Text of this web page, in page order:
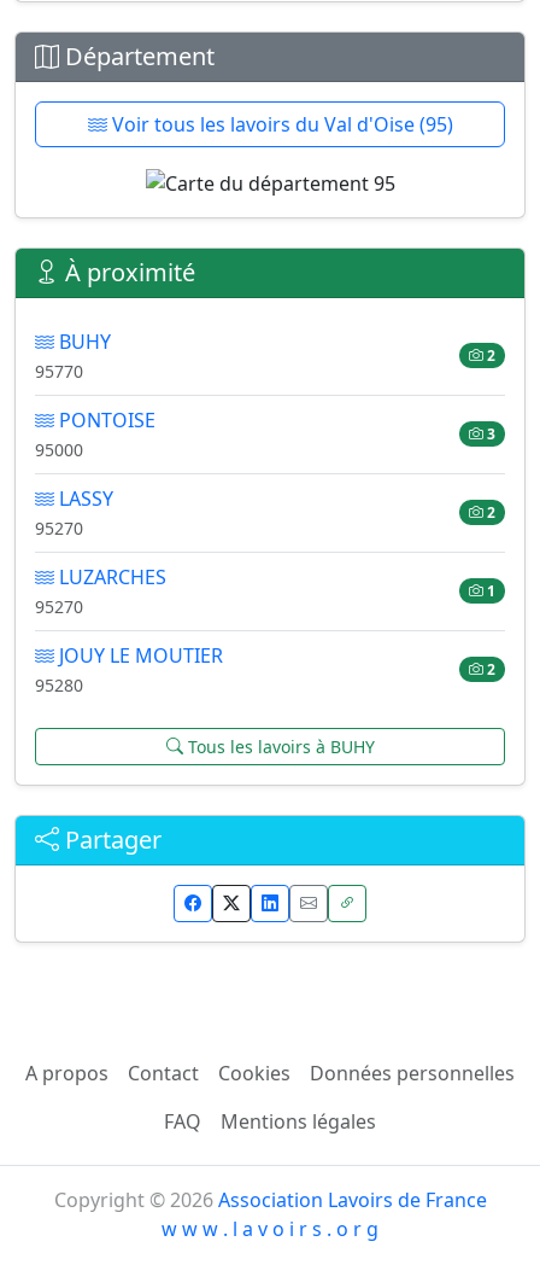
Département
Voir tous les lavoirs du Val d'Oise (95)
À proximité
BUHY
95770
2
PONTOISE
95000
3
LASSY
95270
2
LUZARCHES
95270
1
JOUY LE MOUTIER
95280
2
Tous les lavoirs à BUHY
Partager
A propos Contact Cookies
Données personnelles
FAQ
Mentions légales
Copyright © 2026Association Lavoirs de France
w w w . l a v o i r s . o r g